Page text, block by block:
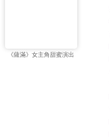
《薩滿》女主角甜蜜演出